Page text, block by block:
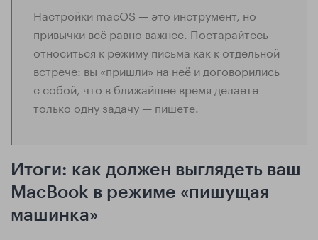
Настройки macOS — это инструмент, но
привычки всё равно важнее. Постарайтесь
относиться к режиму письма как к отдельной
встрече: вы «пришли» на неё и договорились
с собой, что в ближайшее время делаете
только одну задачу — пишете.
Итоги: как должен выглядеть ваш
MacBook в режиме «пишущая
машинка»